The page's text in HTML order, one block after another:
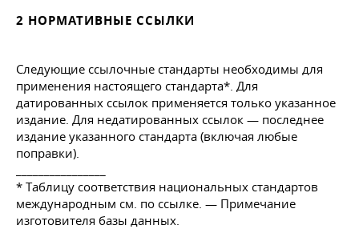
2 НОРМАТИВНЫЕ ССЫЛКИ
Следующие ссылочные стандарты необходимы для
применения настоящего стандарта*. Для
датированных ссылок применяется только указанное
издание. Для недатированных ссылок — последнее
издание указанного стандарта (включая любые
поправки).
* Таблицу соответствия национальных стандартов
международным см. по ссылке. — Примечание
изготовителя базы данных.